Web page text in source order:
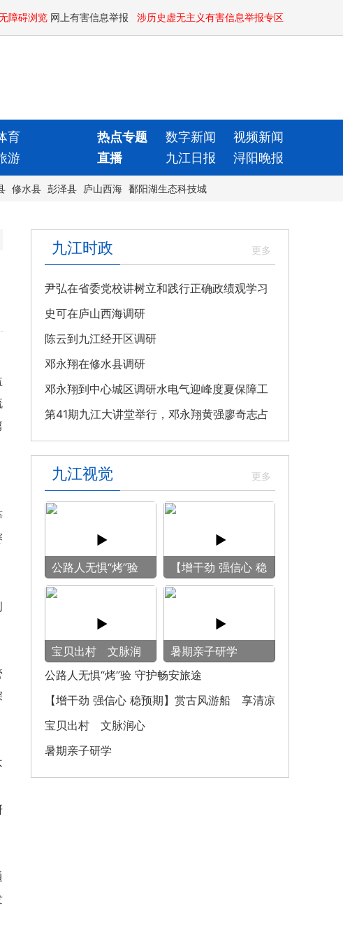
障碍浏览 网上有害信息举报 涉历史虚无主义有害信息举报专区
育 热点专题 数字新闻
视频新闻
游 直播 九江日报 浔阳晚报
修水县 彭泽县 庐山西海 鄱阳湖生态科技城
九江时政
尹弘在省委党校讲树立和践行正确政绩观学习
教育专题党课
史可在庐山西海调研
陈云到九江经开区调研
邓永翔在修水县调研
邓永翔到中心城区调研水电气迎峰度夏保障工
作
第41期九江大讲堂举行，邓永翔黄强廖奇志占
勇出席
九江视觉
公路人无惧“烤”验
守护畅安旅途
【增干劲 强信心 稳
预期】赏古风游
宝贝出村 文脉润
心
暑期亲子研学
公路人无惧“烤”验 守护畅安旅途
【增干劲 强信心 稳预期】赏古风游船 享清凉
之旅
宝贝出村 文脉润心
暑期亲子研学